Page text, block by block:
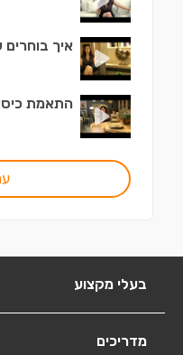
איך בוחרים
התאמת
בעלי מקצוע
מדריכים